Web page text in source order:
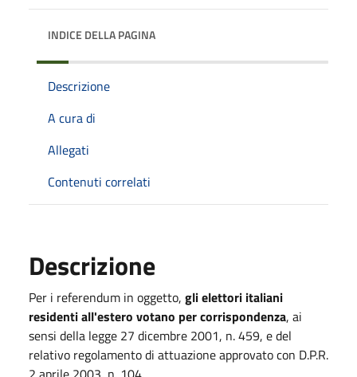
INDICE DELLA PAGINA
Descrizione
A cura di
Allegati
Contenuti correlati
Descrizione
Per i referendum in oggetto, gli elettori italiani
residenti all'estero votano per corrispondenza, ai
sensi della legge 27 dicembre 2001, n. 459, e del
relativo regolamento di attuazione approvato con D.P.R.